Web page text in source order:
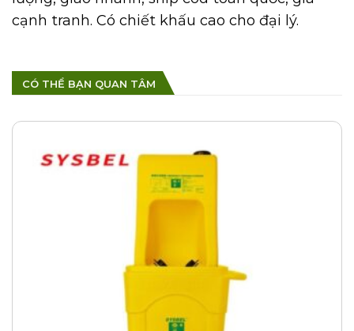
cạnh tranh. Có chiết khấu cao cho đại lý.
CÓ THỂ BẠN QUAN TÂM